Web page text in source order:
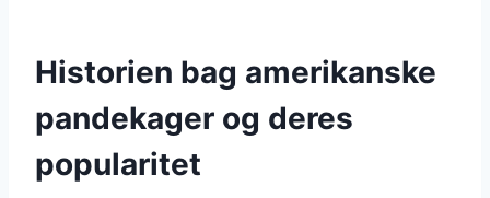
Historien bag amerikanske
pandekager og deres
popularitet